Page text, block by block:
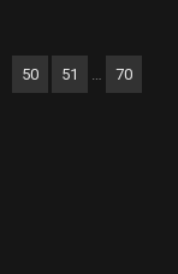
50 51 …
70